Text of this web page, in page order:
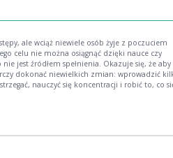
ale wciąż niewiele osób żyje z poczuciem
celu nie można osiągnąć dzięki nauce czy
jest źródłem spełnienia. Okazuje się, że aby
dokonać niewielkich zmian: wprowadzić
nauczyć się koncentracji i robić to, co
własnej produktywności przy